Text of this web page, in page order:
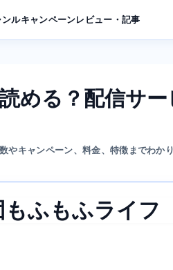
ンルキャンペーンレビュー・記事
める？配信サー
やキャンペーン、料金、特徴までわか
ふもふライフ